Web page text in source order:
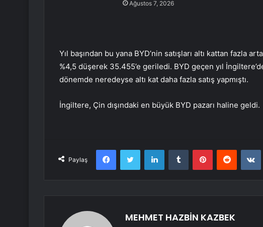
Ağustos 7, 2026
Yıl başından bu yana BYD’nin satışları altı kattan fazla
%4,5 düşerek 35.455’e geriledi. BYD geçen yıl
dönemde neredeyse altı kat daha fazla satış yapmıştı.
İngiltere, Çin dışındaki en büyük BYD pazarı haline geldi.
Paylaş
FacebookTwitter LinkedInTumblr PinterestReddit
MEHMET HAZBİN KAZBEK